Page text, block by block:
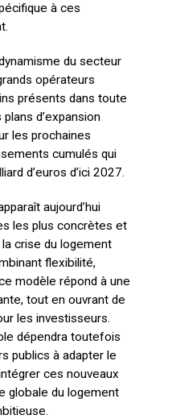
à ces
du secteur
opérateurs
présents dans toute
plans d’expansion
les prochaines
cumulés qui
d’euros d’ici 2027.
aujourd’hui
les plus concrètes et
crise du logement
flexibilité,
modèle répond à une
tout en ouvrant de
les investisseurs.
dépendra toutefois
publics à adapter le
ces nouveaux
globale du logement